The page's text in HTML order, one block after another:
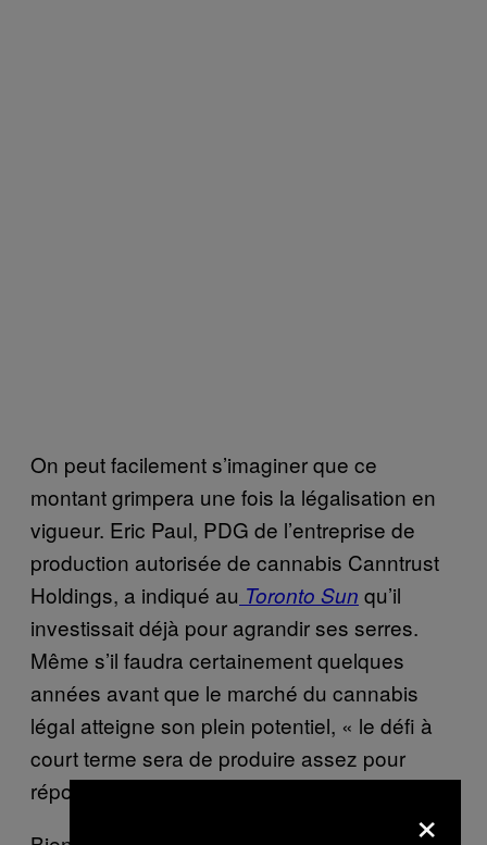
On peut facilement s’imaginer que ce
montant grimpera une fois la légalisation en
vigueur. Eric Paul, PDG de l’entreprise de
production autorisée de cannabis Canntrust
Holdings, a indiqué au Toronto Sun qu’il
investissait déjà pour agrandir ses serres.
Même s’il faudra certainement quelques
années avant que le marché du cannabis
légal atteigne son plein potentiel, « le défi à
court terme sera de produire assez pour
répondre à la demande ».
×